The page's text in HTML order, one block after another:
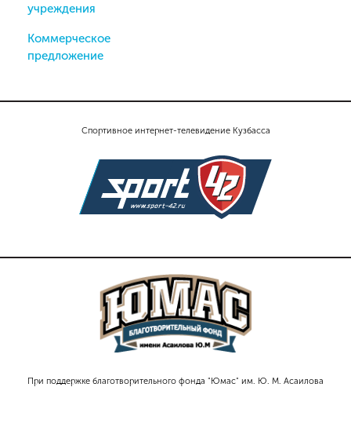
Спортивное интернет-телевидение Кузбасса
При поддержке благотворительного фонда "Юмас" им. Ю. М. Асаилова
учреждения
Коммерческое
предложение